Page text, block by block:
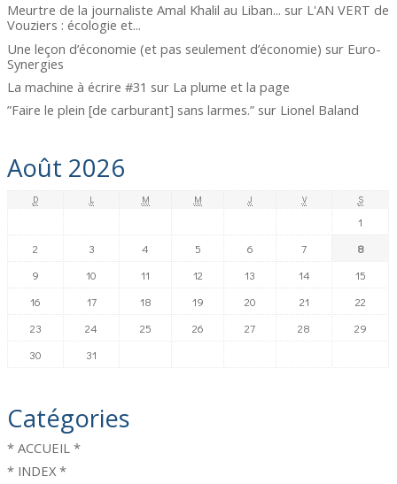
Meurtre de la journaliste Amal Khalil au Liban... sur L'AN VERT de
Vouziers : écologie et...
Une leçon d’économie (et pas seulement d’économie) sur Euro-
Synergies
La machine à écrire #31 sur La plume et la page
”Faire le plein [de carburant] sans larmes.” sur Lionel Baland
Août 2026
D L M M J V S
1
2
3 4 5 6 7
8
9
10 11 12 13 14
15
16
17 18 19 20 21
22
23
24 25 26 27 28
29
30
31
Catégories
* ACCUEIL *
* INDEX *